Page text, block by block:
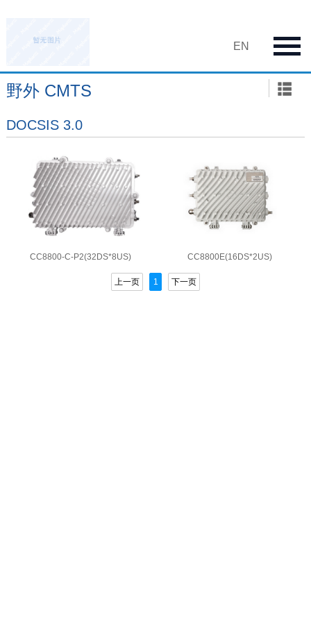
EN
野外 CMTS
DOCSIS 3.0
CC8800-C-P2(32DS*8US) CC8800E(16DS*2US)
上一页 1 下一页